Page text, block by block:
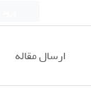
ارسال مقاله